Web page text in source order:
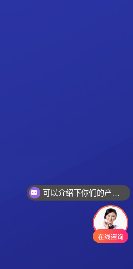
可以介绍下你们的产品么
你们是怎么收费的呢